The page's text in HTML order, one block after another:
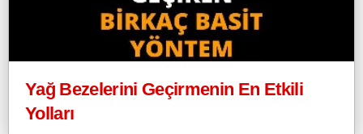
Yağ Bezelerini Geçirmenin En Etkili
Yolları